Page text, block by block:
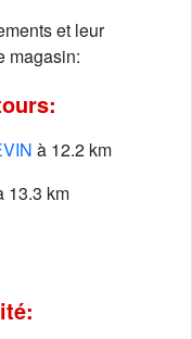
et leur
magasin:
à 12.2 km
13.3 km